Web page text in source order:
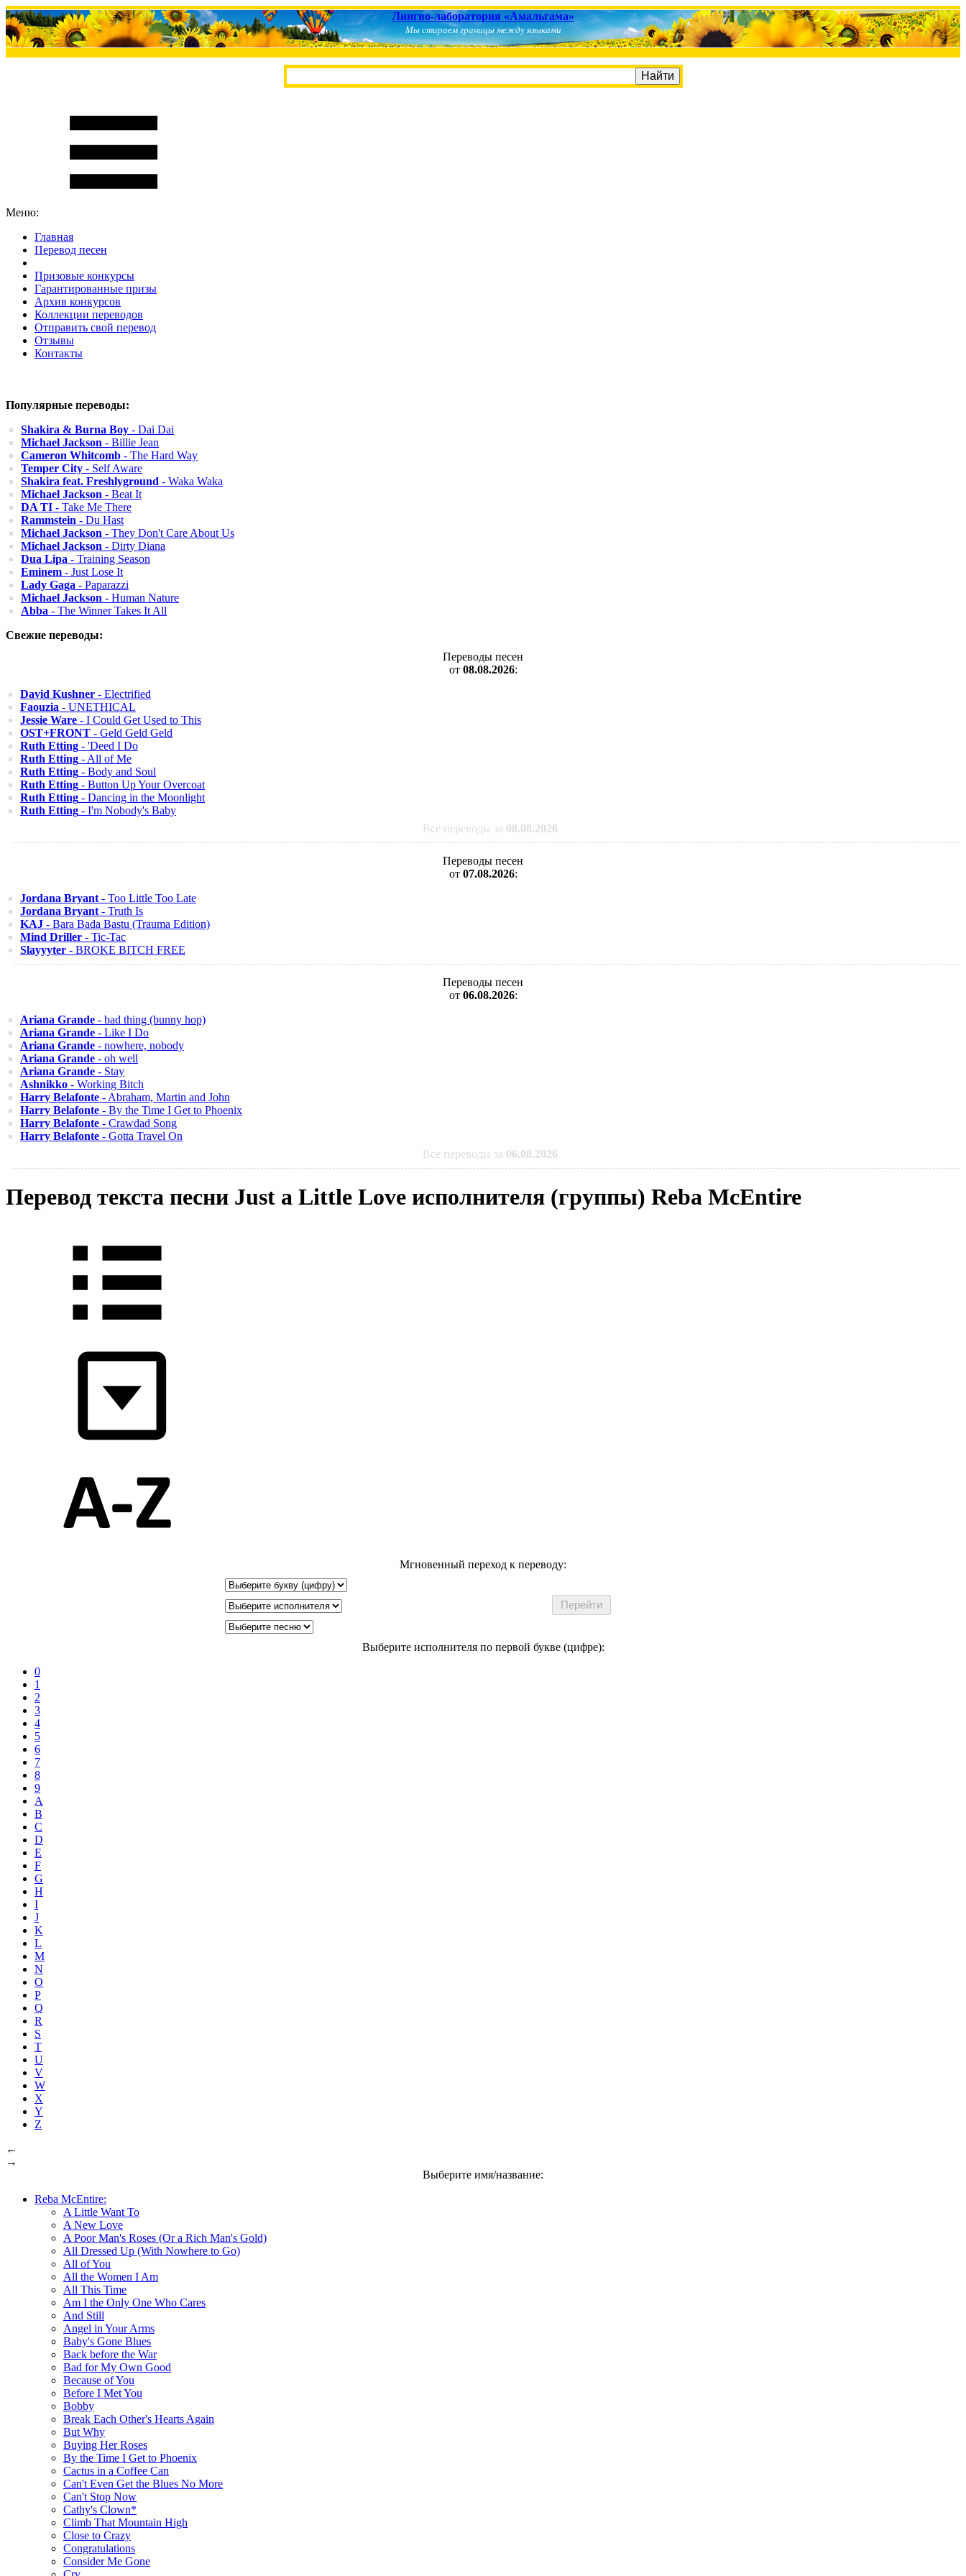
Лингво-лаборатория «Амальгама»
Мы стираем границы между языками
Меню:
Главная
Перевод песен
Призовые конкурсы
Гарантированные призы
Архив конкурсов
Коллекции переводов
Отправить свой перевод
Отзывы
Контакты
Популярные переводы:
Shakira & Burna Boy - Dai Dai
Michael Jackson - Billie Jean
Cameron Whitcomb - The Hard Way
Temper City - Self Aware
Shakira feat. Freshlyground - Waka Waka
Michael Jackson - Beat It
DA TI - Take Me There
Rammstein - Du Hast
Michael Jackson - They Don't Care About Us
Michael Jackson - Dirty Diana
Dua Lipa - Training Season
Eminem - Just Lose It
Lady Gaga - Paparazzi
Michael Jackson - Human Nature
Abba - The Winner Takes It All
Свежие переводы:
Переводы песен
от 08.08.2026:
David Kushner - Electrified
Faouzia - UNETHICAL
Jessie Ware - I Could Get Used to This
OST+FRONT - Geld Geld Geld
Ruth Etting - 'Deed I Do
Ruth Etting - All of Me
Ruth Etting - Body and Soul
Ruth Etting - Button Up Your Overcoat
Ruth Etting - Dancing in the Moonlight
Ruth Etting - I'm Nobody's Baby
Все переводы за 08.08.2026
Переводы песен
от 07.08.2026:
Jordana Bryant - Too Little Too Late
Jordana Bryant - Truth Is
KAJ - Bara Bada Bastu (Trauma Edition)
Mind Driller - Tic-Tac
Slayyyter - BROKE BITCH FREE
Переводы песен
от 06.08.2026:
Ariana Grande - bad thing (bunny hop)
Ariana Grande - Like I Do
Ariana Grande - nowhere, nobody
Ariana Grande - oh well
Ariana Grande - Stay
Ashnikko - Working Bitch
Harry Belafonte - Abraham, Martin and John
Harry Belafonte - By the Time I Get to Phoenix
Harry Belafonte - Crawdad Song
Harry Belafonte - Gotta Travel On
Все переводы за 06.08.2026
Перевод текста песни Just a Little Love исполнителя (группы) Reba McEntire
Мгновенный переход к переводу:
Выберите исполнителя по первой букве (цифре):
0
1
2
3
4
5
6
7
8
9
A
B
C
D
E
F
G
H
I
J
K
L
M
N
O
P
Q
R
S
T
U
V
W
X
Y
Z
←
→
Выберите имя/название:
Reba McEntire:
A Little Want To
A New Love
A Poor Man's Roses (Or a Rich Man's Gold)
All Dressed Up (With Nowhere to Go)
All of You
All the Women I Am
All This Time
Am I the Only One Who Cares
And Still
Angel in Your Arms
Baby's Gone Blues
Back before the War
Bad for My Own Good
Because of You
Before I Met You
Bobby
Break Each Other's Hearts Again
But Why
Buying Her Roses
By the Time I Get to Phoenix
Cactus in a Coffee Can
Can't Even Get the Blues No More
Can't Stop Now
Cathy's Clown*
Climb That Mountain High
Close to Crazy
Congratulations
Consider Me Gone